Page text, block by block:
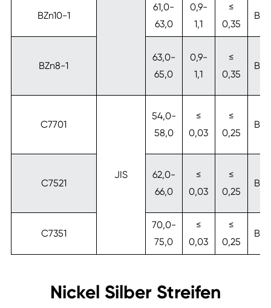
BZn10-1
61,0-
63,0
0,9-
1,1
≤
0,35
BZn8-1
63,0-
65,0
0,9-
1,1
≤
0,35
C7701
JIS
54,0-
58,0
≤
0,03
≤
0,25
C7521
62,0-
66,0
≤
0,03
≤
0,25
C7351
70,0-
75,0
≤
0,03
≤
0,25
Nickel Silber Streifen